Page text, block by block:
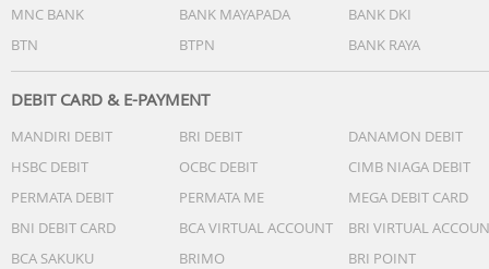
MNC BANK
BANK MAYAPADA
BANK DKI
BTN
BTPN BANK RAYA
DEBIT CARD & E-PAYMENT
MANDIRI DEBIT BRI DEBIT
DANAMON DEBIT
HSBC DEBIT
OCBC DEBIT
CIMB NIAGA DEBIT
PERMATA DEBIT
PERMATA ME
MEGA DEBIT CARD
BNI DEBIT CARD
BCA VIRTUAL ACCOUNT
BRI VIRTUAL
BCA SAKUKU
BRIMO
BRI POINT